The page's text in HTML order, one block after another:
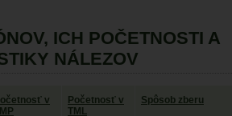
ICH POČETNOSTI A
NÁLEZOV
v
Početnosť v
TML
Spôsob zberu